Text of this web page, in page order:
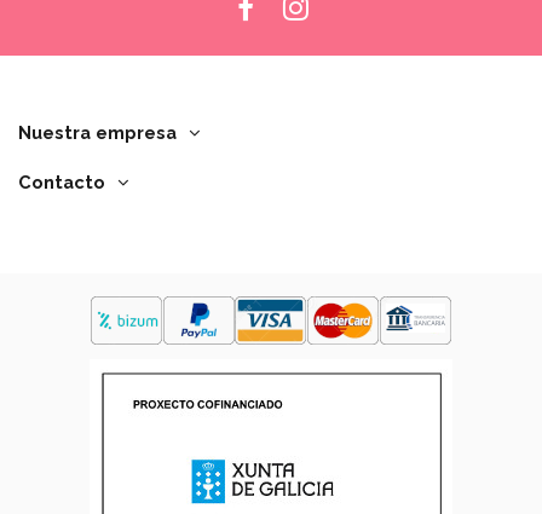
Nuestra empresa
Contacto